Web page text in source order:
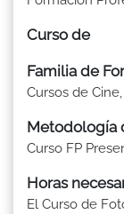
Curso de
Familia de
Cursos de
Metodología
Curso FP
Horas
El Curso de